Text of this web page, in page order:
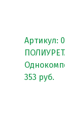
Цветная
Черная
TPV
Артикул:
353 руб.